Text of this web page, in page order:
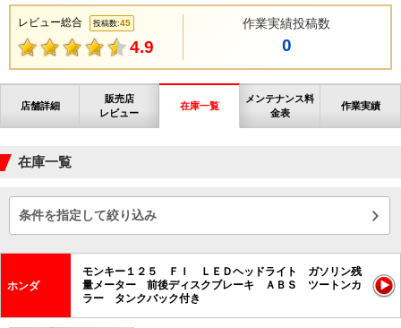
レビュー総合 投稿数:45
4.9
作業実績投稿数
0
店舗詳細
販売店
レビュー
在庫一覧
メンテナンス料
金表
作業実績
在庫一覧
条件を指定して絞り込み
ホンダ
モンキー１２５ ＦＩ ＬＥＤヘッドライト ガソリン残
量メーター 前後ディスクブレーキ ＡＢＳ ツートンカ
ラー タンクバック付き